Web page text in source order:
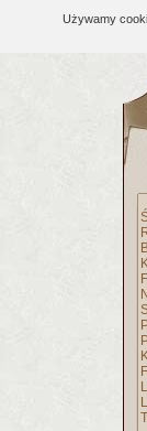
Używamy